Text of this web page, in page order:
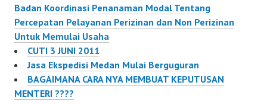
Badan Koordinasi Penanaman Modal Tentang
Percepatan Pelayanan Perizinan dan Non Perizinan
Untuk Memulai Usaha
CUTI 3 JUNI 2011
Jasa Ekspedisi Medan Mulai Berguguran
BAGAIMANA CARA NYA MEMBUAT KEPUTUSAN
MENTERI ????